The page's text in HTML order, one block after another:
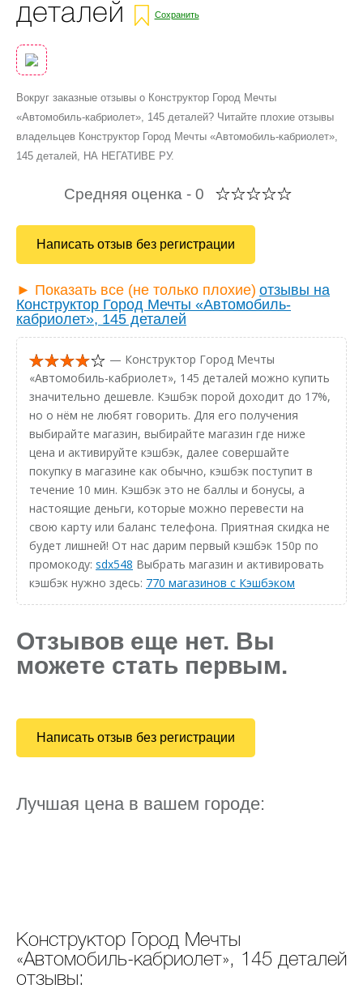
деталей
Сохранить
Вокруг заказные отзывы о Конструктор Город Мечты
«Автомобиль-кабриолет», 145 деталей? Читайте плохие отзывы
владельцев Конструктор Город Мечты «Автомобиль-кабриолет»,
145 деталей, НА НЕГАТИВЕ РУ.
Средняя оценка - 0
Написать отзыв без регистрации
► Показать все (не только плохие) отзывы на
Конструктор Город Мечты «Автомобиль-
кабриолет», 145 деталей
— Конструктор Город Мечты
«Автомобиль-кабриолет», 145 деталей можно купить
значительно дешевле. Кэшбэк порой доходит до 17%,
но о нём не любят говорить. Для его получения
выбирайте магазин, выбирайте магазин где ниже
цена и активируйте кэшбэк, далее совершайте
покупку в магазине как обычно, кэшбэк поступит в
течение 10 мин. Кэшбэк это не баллы и бонусы, а
настоящие деньги, которые можно перевести на
свою карту или баланс телефона. Приятная скидка не
будет лишней! От нас дарим первый кэшбэк 150р по
промокоду: sdx548 Выбрать магазин и активировать
кэшбэк нужно здесь: 770 магазинов с Кэшбэком
Отзывов еще нет. Вы
можете стать первым.
Написать отзыв без регистрации
Лучшая цена в вашем городе:
Конструктор Город Мечты
«Автомобиль-кабриолет», 145 деталей
отзывы: